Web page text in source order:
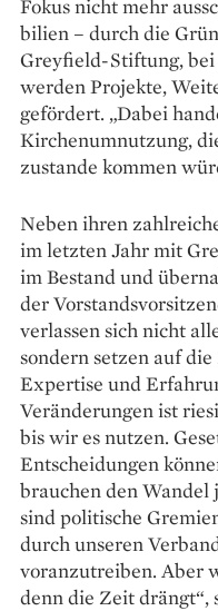
Fokus nicht mehr
bilien – durch die
Greyfield-Stiftung, bei
werden Projekte,
gefördert. „Dabei
Kirchen­umnutzung,
zustande kommen
Neben ihren
im letzten Jahr mit
im Bestand und
der
verlassen sich nicht
sondern setzen auf
Expertise und
Veränderungen ist
bis wir es nutzen.
Entscheidungen
brauchen den
sind politische
durch unseren
voranzutreiben. Aber
denn die Zeit drängt“,